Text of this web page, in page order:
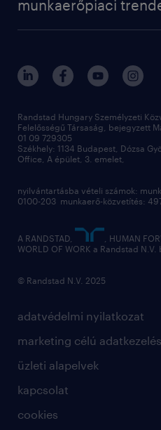
kapcsolat
employer brand research
munkaerőpiaci
hr kutatások
kiválasztás
megtartás
munkahelyi teljesítmény
toborzás
munkaerőpiac
hírlevél
adatvédelmi nyilatkozat
marketing célú adatkezelés
üzleti alapelvek
kapcsolat
cookies
Randstad Hungary Személyzeti
Felelősségű Társaság, bejegyzett
01 09 729305
Székhely: 1134 Budapest, Dózsa
Office, A épület, 3. emelet,
nyilvántartásba vételi számok:
0100-203 munkaerő-közvetítés:
A RANDSTAD,
, HUMAN
WORLD OF WORK a Randstad
© Randstad N.V. 2025